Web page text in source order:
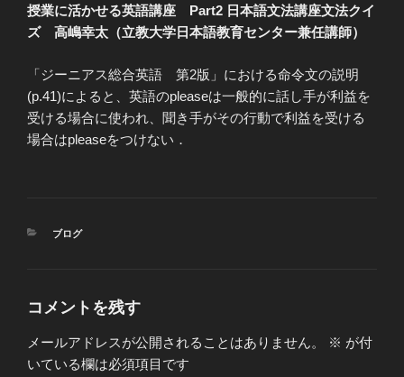
授業に活かせる英語講座 Part2 日本語文法講座文法クイ
ズ 高嶋幸太（立教大学日本語教育センター兼任講師）
「ジーニアス総合英語 第2版」における命令文の説明
(p.41)によると、英語のpleaseは一般的に話し手が利益を
受ける場合に使われ、聞き手がその行動で利益を受ける
場合はpleaseをつけない．
カ
ブログ
コメントを残す
メールアドレスが公開されることはありません。 ※ が付
いている欄は必須項目です